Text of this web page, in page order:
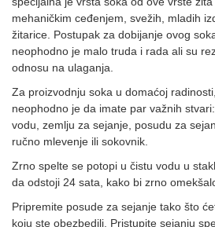
mehaničkim ceđenjem, svežih, mladih
žitarice. Postupak za dobijanje ovog
neophodno je malo truda i rada ali su
odnosu na ulaganja.
Za proizvodnju soka u domaćoj
neophodno je da imate par važnih
vodu, zemlju za sejanje, posudu za
ručno mlevenje ili sokovnik.
Zrno spelte se potopi u čistu vodu u
da odstoji 24 sata, kako bi zrno
Pripremite posude za sejanje tako što
koju ste obezbedili. Pristupite sejanju